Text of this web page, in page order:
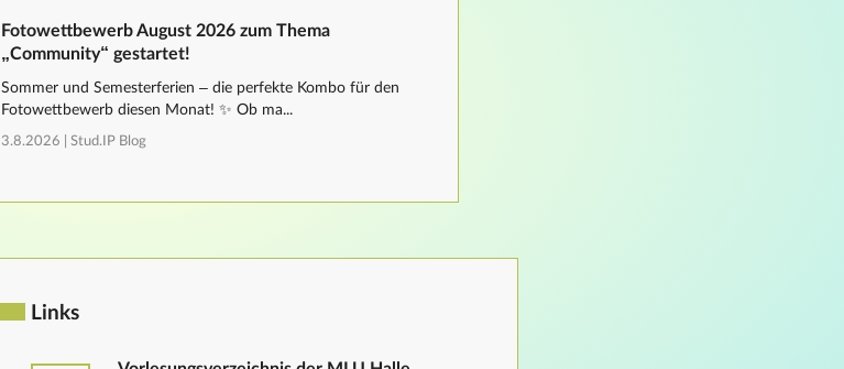
Fotowettbewerb August 2026 zum Thema
„Community“ gestartet!
Sommer und Semesterferien – die perfekte Kombo für den
Fotowettbewerb diesen Monat! ✨ Ob ma...
3.8.2026 | Stud.IP Blog
Links